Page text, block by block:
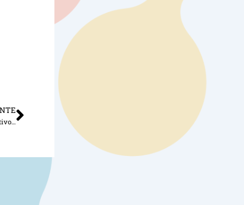
Agencia Global señala que hay retrocesos cualitativos en información sobre la niñezSiguiente